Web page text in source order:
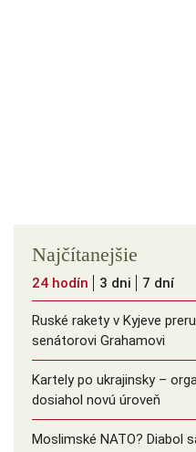
Najčítanejšie
24 hodín 3 dni 7 dní
Ruské rakety v Kyjeve
senátorovi Grahamovi
Kartely po ukrajinsky –
dosiahol novú úroveň
Moslimské NATO? Diabol